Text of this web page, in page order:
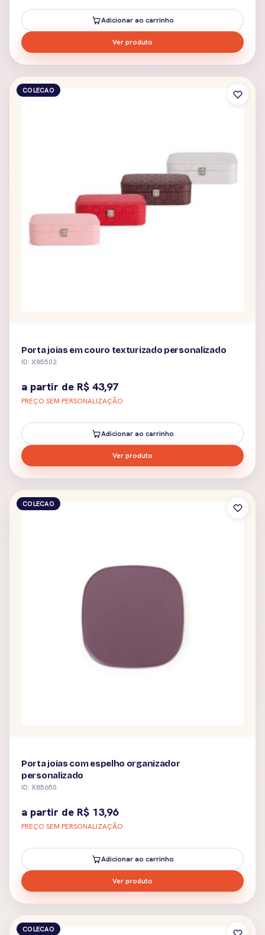
Adicionar ao carrinho
Ver produto
COLECAO
Porta joias em couro texturizado personalizado
ID: X85502
a partir de R$ 43,97
PREÇO SEM PERSONALIZAÇÃO
Adicionar ao carrinho
Ver produto
COLECAO
Porta joias com espelho organizador
personalizado
ID: X85650
a partir de R$ 13,96
PREÇO SEM PERSONALIZAÇÃO
Adicionar ao carrinho
Ver produto
COLECAO